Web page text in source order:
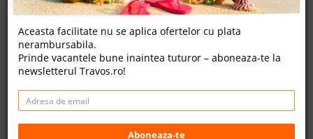
Nota
8.8 8.2
1154
evaluari
8.3
154
evaluari
629
evaluari
2 review-uri , nota Travos: 9.3
Limenas Hersonissou, Limenas Hersonissou (Centru),
CAZARE
CHARTER AVION
CAZARE + AUTOCAR
CONTACT
Aceasta facilitate nu se aplica ofertelor cu plata
nerambursabila.
Prinde vacantele bune inaintea tuturor – aboneaza-te la
newsletterul Travos.ro!
Aboneaza-te